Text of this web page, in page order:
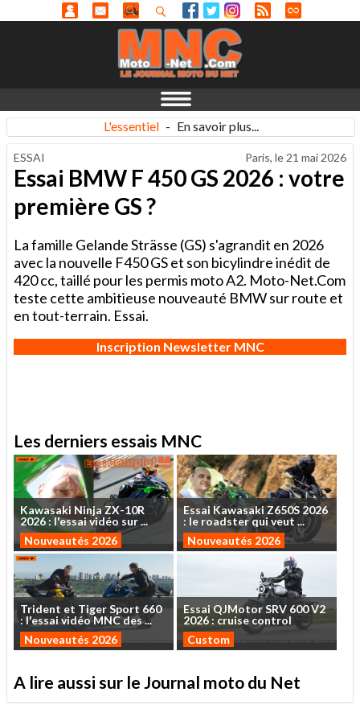
L'essentiel - En savoir plus...
ESSAI Paris, le 21 mai 2026
Essai BMW F 450 GS 2026 : votre
première GS ?
La famille Gelande Strässe (GS) s'agrandit en 2026
avec la nouvelle F450 GS et son bicylindre inédit de
420 cc, taillé pour les permis moto A2. Moto-Net.Com
teste cette ambitieuse nouveauté BMW sur route et
en tout-terrain. Essai.
Inscription Newsletter MNC
Les derniers essais MNC
Kawasaki NinjaZX-10R
2026: l'essaividéo sur...
Nouveautés 2026
Essai KawasakiZ650S 2026
: le roadsterquiveut ...
Nouveautés 2026
Trident et TigerSport 660
: l'essaividéoMNCdes...
Nouveautés 2026
EssaiQJMotorSRV 600V2
2026 : cruise control
Custom
A lire aussi sur le Journal moto du Net